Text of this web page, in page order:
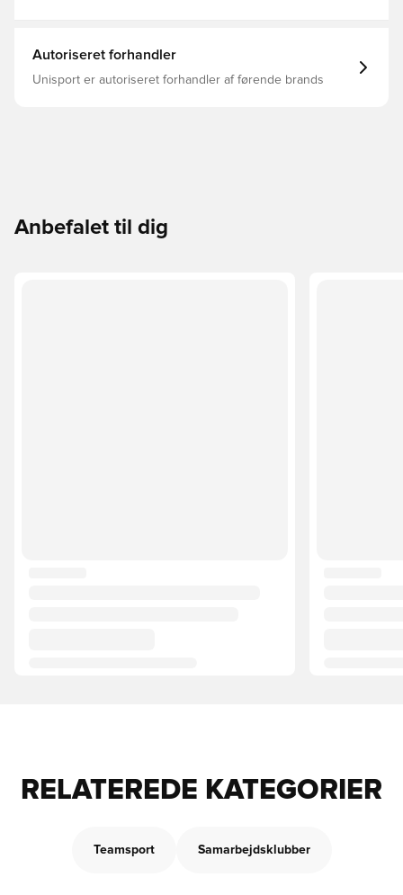
Autoriseret forhandler
Unisport er autoriseret forhandler af førende brands
Anbefalet til dig
RELATEREDE KATEGORIER
Teamsport Samarbejdsklubber